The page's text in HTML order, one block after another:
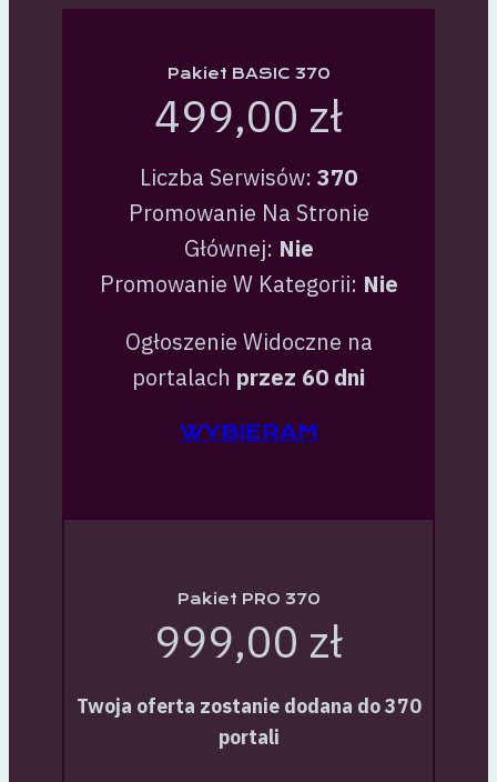
Pakiet BASIC 370
499,00 zł
Liczba Serwisów: 370
Promowanie Na Stronie
Głównej: Nie
Promowanie W Kategorii: Nie
Ogłoszenie Widoczne na
portalach przez 60 dni
WYBIERAM
Pakiet PRO 370
999,00 zł
Twoja oferta zostanie dodana do 370
portali